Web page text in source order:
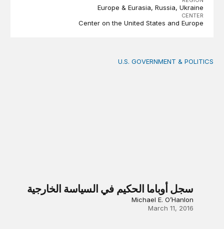
Europe & Eurasia Russia Ukraine
CENTER
Center on the United States and Europe
سجل أوباما الحكيم في السياسة الخارجية
U.S. GOVERNMENT & POLITICS
سجل أوباما الحكيم في السياسة الخارجية
Michael E. O’Hanlon
March 11, 2016